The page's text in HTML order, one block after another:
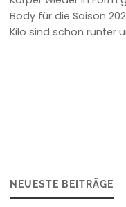
Body für die Saison
Kilo sind schon runter
NEUESTE BEITRÄGE